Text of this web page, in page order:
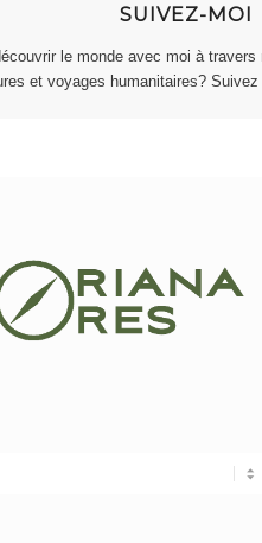
SUIVEZ-MOI
le monde avec moi à
et voyages humanitaires?